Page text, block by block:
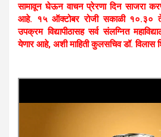
सामावून घेऊन वाचन प्रेरणा दिन साजरा
आहे. १५ ऑक्टोबर रोजी सकाळी १०.३० ते
उपक्रम विद्यापीठासह सर्व संलग्नित
येणार आहे, अशी माहिती कुलसचिव डॉ. विलास